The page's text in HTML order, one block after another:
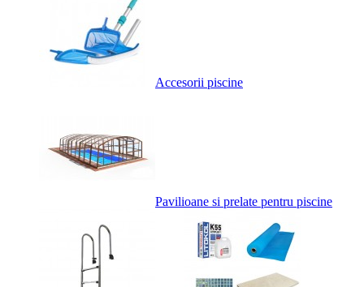
Accesorii piscine
Pavilioane si prelate pentru piscine